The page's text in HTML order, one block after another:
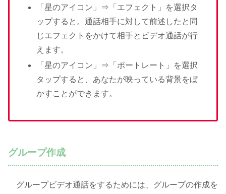
「星のアイコン」⇒「エフェクト」を選択タ
ップすると。通話相手に対して前述したと同
じエフェクトをかけて相手とビデオ通話が行
えます。
「星のアイコン」⇒「ポートレート」を選択
タップすると、あなたが映っている背景をぼ
かすことができます。
グループ作成
グループビデオ通話をするためには、グループの作成を